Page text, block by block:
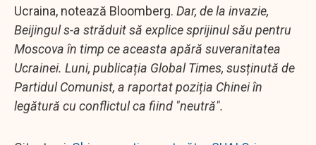
Ucraina, notează Bloomberg. Dar, de la invazie,
Beijingul s-a străduit să explice sprijinul său pentru
Moscova în timp ce aceasta apără suveranitatea
Ucrainei. Luni, publicația Global Times, susținută de
Partidul Comunist, a raportat poziția Chinei în
legătură cu conflictul ca fiind "neutră".